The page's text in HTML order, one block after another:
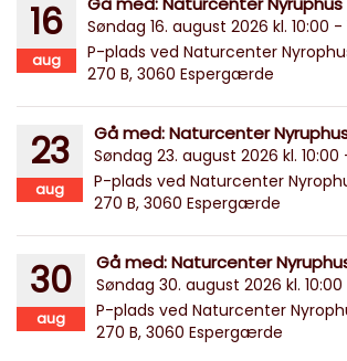
16
aug
Søndag 16. august 2026 kl. 10:00 -
P-plads ved Naturcenter
270 B, 3060 Espergærde
23
aug
Gå med: Naturcenter
Søndag 23. august 2026 kl. 10:00
P-plads ved Naturcenter
270 B, 3060 Espergærde
30
aug
Gå med: Naturcenter
Søndag 30. august 2026 kl. 10:00
P-plads ved Naturcenter
270 B, 3060 Espergærde